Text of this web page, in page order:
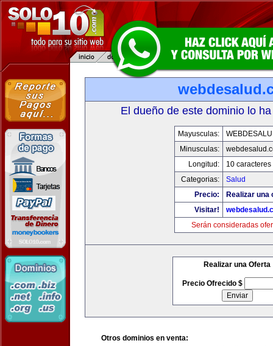
El dueño de este dominio lo
Mayusculas:
Minusculas:
Longitud:
10 caracteres
Categorias:
Salud
Precio:
Realizar una
Visitar!
Serán consideradas
Realizar una Oferta
Precio Ofrecido $
Otros dominios en venta: